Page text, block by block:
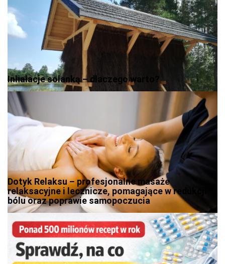
Inhalacje solanką – dlaczego warto?
Dotyk Relaksu – profesjonalne masaże
relaksacyjne i lecznicze, pomagające w redukcji
bólu oraz poprawie samopoczucia